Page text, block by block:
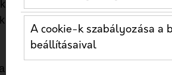
helyi keresési eredményekben
megtalálhatóságot.
online véleményeinek
A cookie-k szabályozása a
beállításaival